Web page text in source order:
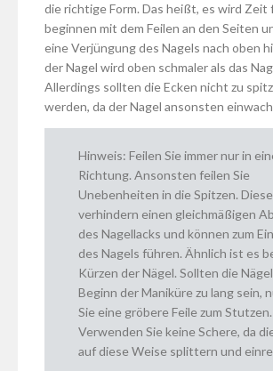
die richtige Form. Das heißt, es wird Zeit
beginnen mit dem Feilen an den Seiten
eine Verjüngung des Nagels nach oben
der Nagel wird oben schmaler als das
Allerdings sollten die Ecken nicht zu
werden, da der Nagel ansonsten
Hinweis: Feilen Sie immer nur in
Richtung. Ansonsten feilen Sie
Unebenheiten in die Spitzen. Diese
verhindern einen gleichmäßigen
des Nagellacks und können zum
des Nagels führen. Ähnlich ist es
Kürzen der Nägel. Sollten die
Beginn der Maniküre zu lang sein,
Sie eine gröbere Feile zum Stutzen.
Verwenden Sie keine Schere, da
auf diese Weise splittern und